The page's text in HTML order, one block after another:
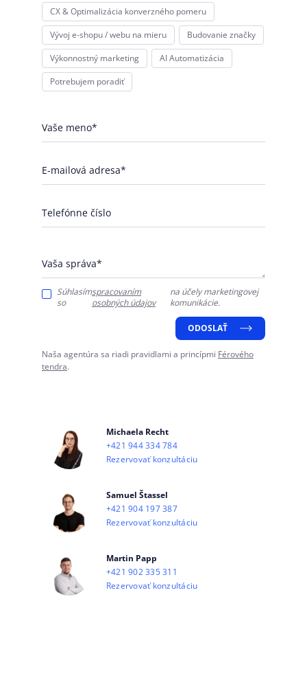
Michaela Recht
+421 944 334 784
Rezervovať konzultáciu
Samuel Štassel
+421 904 197 387
Rezervovať konzultáciu
Martin Papp
+421 902 335 311
Rezervovať konzultáciu
CX & Optimalizácia konverzného pomeru
Vývoj e-shopu / webu na mieru
Budovanie značky
Výkonnostný marketing
AI Automatizácia
Potrebujem poradiť
Vaše meno*
E-mailová adresa*
Telefónne číslo
Vaša správa*
Súhlasím
so
spracovaním
osobných údajov
na účely marketingovej
komunikácie.
ODOSLAŤ
Naša agentúra sa riadi pravidlami a princípmi Férového
tendra.